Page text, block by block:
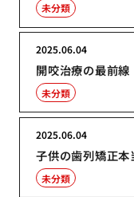
未分類
開咬治療の最前
2025.06.04
未分類
子供の歯列矯正
2025.06.04
未分類